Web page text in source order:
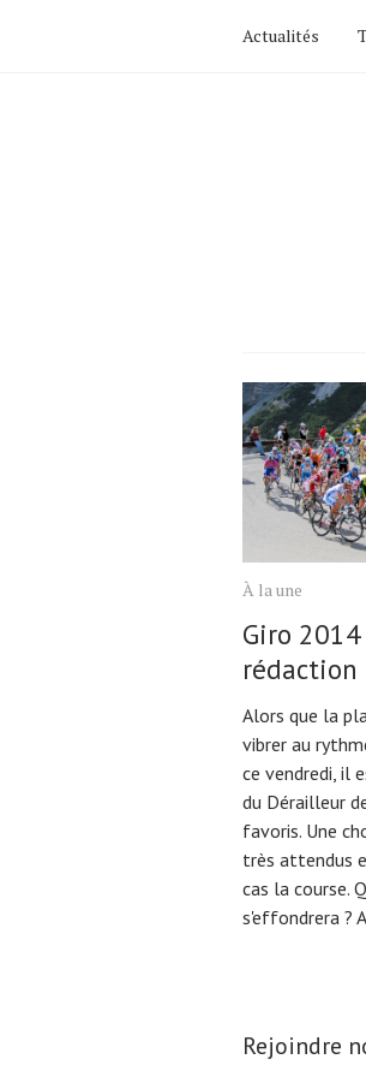
Actualités
À la une
Giro
rédaction
Alors que la
vibrer au
ce vendredi, il
du Dérailleur
favoris. Une
très attendus
cas la course.
s'effondrera ?
Rejoindre